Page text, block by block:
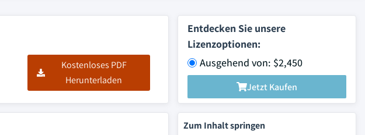
Kostenloses PDF
Herunterladen
Entdecken Sie unsere
Lizenzoptionen:
Ausgehend von: $2,450
Jetzt Kaufen
Zum Inhalt springen